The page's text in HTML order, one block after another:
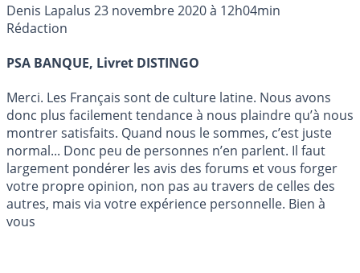
Denis Lapalus 23 novembre 2020 à 12h04min
Rédaction
PSA BANQUE, Livret DISTINGO
Merci. Les Français sont de culture latine. Nous avons
donc plus facilement tendance à nous plaindre qu’à nous
montrer satisfaits. Quand nous le sommes, c’est juste
normal... Donc peu de personnes n’en parlent. Il faut
largement pondérer les avis des forums et vous forger
votre propre opinion, non pas au travers de celles des
autres, mais via votre expérience personnelle. Bien à
vous